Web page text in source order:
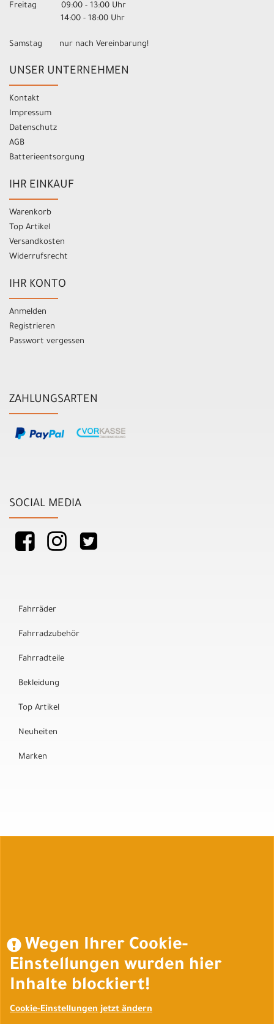
Freitag 09:00 - 13:00 Uhr
14:00 - 18:00 Uhr
Samstag nur nach Vereinbarung!
UNSER UNTERNEHMEN
Kontakt
Impressum
Datenschutz
AGB
Batterieentsorgung
IHR EINKAUF
Warenkorb
Top Artikel
Versandkosten
Widerrufsrecht
IHR KONTO
Anmelden
Registrieren
Passwort vergessen
ZAHLUNGSARTEN
SOCIAL MEDIA
Fahrräder
Fahrradzubehör
Fahrradteile
Bekleidung
Top Artikel
Neuheiten
Marken
Wegen Ihrer Cookie-
Einstellungen wurden hier
Inhalte blockiert!
Cookie-Einstellungen jetzt ändern